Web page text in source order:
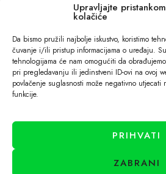
Upravljajte
kolačiće
Da bismo pružili najbolje iskustvo, koristimo
čuvanje i/ili pristup informacijama o uređaju.
tehnologijama će nam omogućiti da
pri pregledavanju ili jedinstveni ID-ovi na ovoj
povlačenje suglasnosti može negativno utjecati
funkcije.
PRIHVATI
ZABRANI